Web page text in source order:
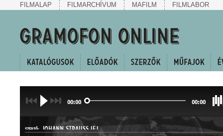
FILMALAP FILMARCHÍVUM MAFILM FILMLABOR
00:00 00:00
SZERZŐ: JOHANN STRAUSS IFJ.